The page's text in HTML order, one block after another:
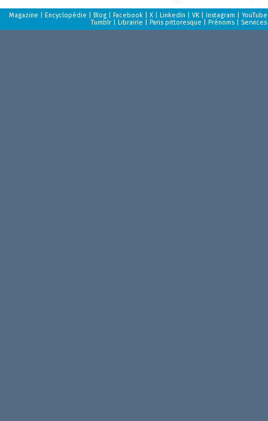
Magazine |Encyclopédie |Blog |Facebook |X |LinkedIn |VK |Instagram |YouTube
Tumblr |Librairie |Paris pittoresque |Prénoms Services